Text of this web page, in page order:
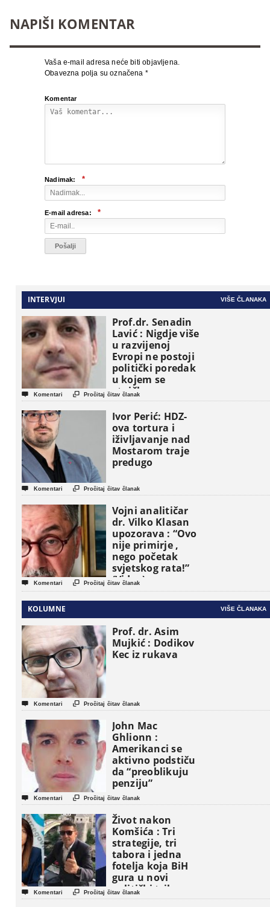
NAPIŠI KOMENTAR
Vaša e-mail adresa neće biti objavljena.
Obavezna polja su označena *
Komentar
Nadimak: *
E-mail adresa: *
INTERVJUI VIŠE ČLANAKA
Prof.dr. Senadin
Lavić : Nigdje više
u razvijenoj
Evropi ne postoji
politički poredak
u kojem se
etničke grupe
pojavljuju kao
osnovne
političke jedinice
 Komentari  Pročitaj čitav članak
Ivor Perić: HDZ-
ova tortura i
iživljavanje nad
Mostarom traje
predugo
 Komentari  Pročitaj čitav članak
Vojni analitičar
dr. Vilko Klasan
upozorava : “Ovo
nije primirje ,
nego početak
svjetskog rata!”
(Video)
 Komentari  Pročitaj čitav članak
KOLUMNE VIŠE ČLANAKA
Prof. dr. Asim
Mujkić : Dodikov
Kec iz rukava
 Komentari  Pročitaj čitav članak
John Mac
Ghlionn :
Amerikanci se
aktivno podstiču
da “preoblikuju
penziju”
 Komentari  Pročitaj čitav članak
Život nakon
Komšića : Tri
strategije, tri
tabora i jedna
fotelja koja BiH
gura u novi
politički triler
 Komentari  Pročitaj čitav članak